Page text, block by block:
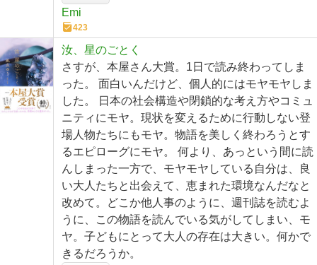
Emi
423
汝、星のごとく
さすが、本屋さん大賞。1日で読み終わってしま
った。 面白いんだけど、個人的にはモヤモヤしま
した。 日本の社会構造や閉鎖的な考え方やコミュ
ニティにモヤ。現状を変えるために行動しない登
場人物たちにもモヤ。物語を美しく終わろうとす
るエピローグにモヤ。 何より、あっという間に読
んしまった一方で、モヤモヤしている自分は、良
い大人たちと出会えて、恵まれた環境なんだなと
改めて。どこか他人事のように、週刊誌を読むよ
うに、この物語を読んでいる気がしてしまい、モ
ヤ。子どもにとって大人の存在は大きい。何かで
きるだろうか。